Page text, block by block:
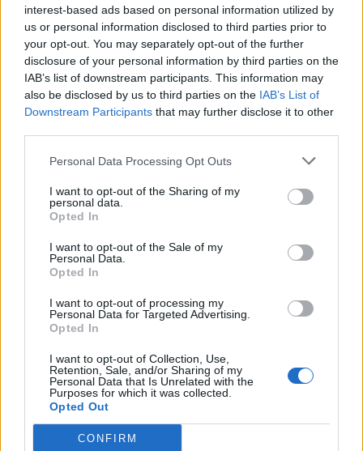
interest-based ads based on personal information utilized by
us or personal information disclosed to third parties prior to
your opt-out. You may separately opt-out of the further
disclosure of your personal information by third parties on the
IAB’s list of downstream participants. This information may
also be disclosed by us to third parties on the IAB’s List of
Downstream Participants that may further disclose it to other
Personal Data Processing Opt Outs
I want to opt-out of the Sharing of my
personal data.
Opted In
I want to opt-out of the Sale of my
Personal Data.
Opted In
I want to opt-out of processing my
Personal Data for Targeted Advertising.
Opted In
I want to opt-out of Collection, Use,
Retention, Sale, and/or Sharing of my
Personal Data that Is Unrelated with the
Purposes for which it was collected.
Opted Out
CONFIRM
Krudttårnet fejrer 50-året
for sin flytning med åbent
hus
Tyske turister
specielt fund
Aktuelt
Sikkerhed fremfor alt: Legehuse og